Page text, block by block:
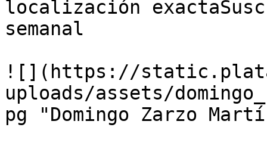
localización
semanal
![](https://
uploads/assets/
pg "Domingo Zarzo